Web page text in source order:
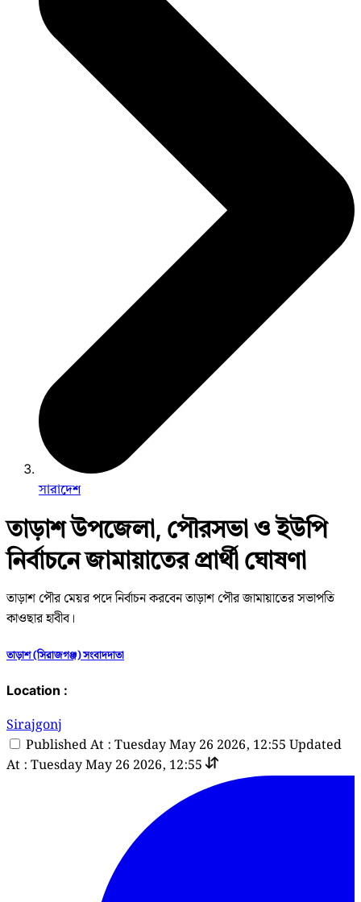
সারাদেশ
তাড়াশ উপজেলা, পৌরসভা ও ইউপি
নির্বাচনে জামায়াতের প্রার্থী ঘোষণা
তাড়াশ পৌর মেয়র পদে নির্বাচন করবেন তাড়াশ পৌর জামায়াতের সভাপতি
কাওছার হাবীব।
তাড়াশ (সিরাজগঞ্জ) সংবাদদাতা
Location :
Sirajgonj
Published At : Tuesday May 26 2026, 12:55 Updated
At : Tuesday May 26 2026, 12:55